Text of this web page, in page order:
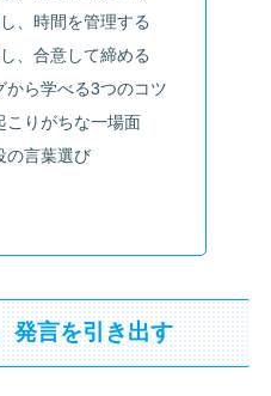
、時間を管理する
、合意して締める
から学べる3つのコツ
こりがちな一場面
の言葉選び
発言を引き出す